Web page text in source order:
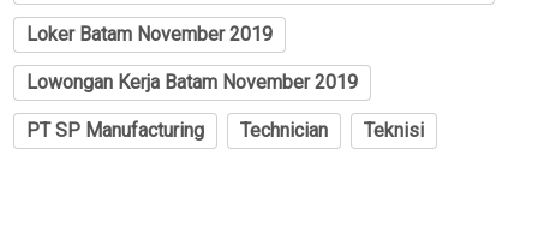
Loker Batam November 2019
Lowongan Kerja Batam November 2019
PT SP Manufacturing Technician Teknisi